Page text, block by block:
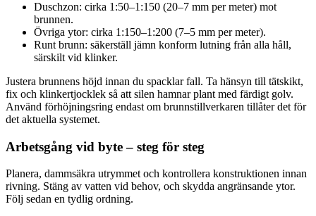
Duschzon: cirka 1:50–1:150 (20–7 mm per meter) mot
brunnen.
Övriga ytor: cirka 1:150–1:200 (7–5 mm per meter).
Runt brunn: säkerställ jämn konform lutning från alla håll,
särskilt vid klinker.
Justera brunnens höjd innan du spacklar fall. Ta hänsyn till tätskikt,
fix och klinkertjocklek så att silen hamnar plant med färdigt golv.
Använd förhöjningsring endast om brunnstillverkaren tillåter det för
det aktuella systemet.
Arbetsgång vid byte – steg för steg
Planera, dammsäkra utrymmet och kontrollera konstruktionen innan
rivning. Stäng av vatten vid behov, och skydda angränsande ytor.
Följ sedan en tydlig ordning.